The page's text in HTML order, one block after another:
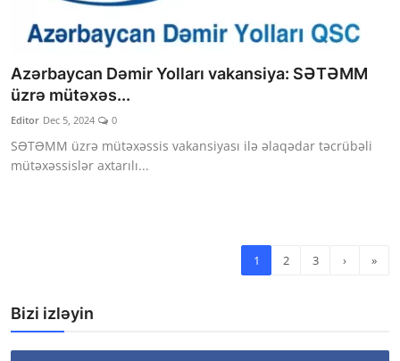
Azərbaycan Dəmir Yolları vakansiya: SƏTƏMM
üzrə mütəxəs...
Editor Dec 5, 2024 0
SƏTƏMM üzrə mütəxəssis vakansiyası ilə əlaqədar təcrübəli
mütəxəssislər axtarılı...
1 2 3 › »
Bizi izləyin